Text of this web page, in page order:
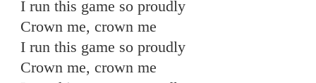
I run this game so proudly
Crown me, crown me
I run this game so proudly
Crown me, crown me